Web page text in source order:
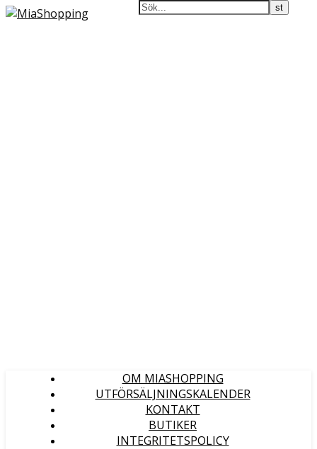
OM MIASHOPPING
UTFÖRSÄLJNINGSKALENDER
KONTAKT
BUTIKER
INTEGRITETSPOLICY